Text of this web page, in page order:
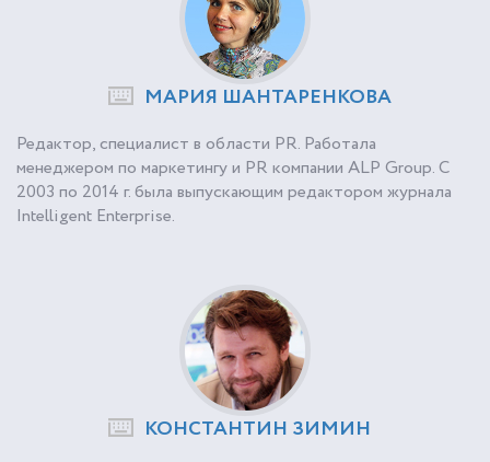
МАРИЯ ШАНТАРЕНКОВА
Редактор, специалист в области PR. Работала
менеджером по маркетингу и PR компании ALP Group. С
2003 по 2014 г. была выпускающим редактором журнала
Intelligent Enterprise.
КОНСТАНТИН ЗИМИН